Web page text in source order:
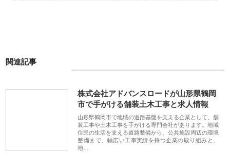
関連記事
株式会社アドバンスロードが山形県鶴岡
市で手がける舗装土木工事と求人情報
山形県鶴岡市で地域の道路基盤を支える企業として、舗
装工事や土木工事を手がける専門会社があります。地域
住民の生活を支える道路整備から、公共施設周辺の環境
整備まで、幅広い工事実績を持つ企業の取り組みと、
地…